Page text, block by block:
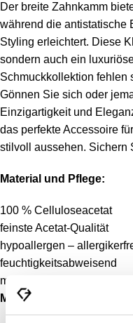
Der breite Zahnkamm
während die antistatische
Styling erleichtert. Diese
sondern auch ein
Schmuckkollektion fehlen
Gönnen Sie sich oder
Einzigartigkeit und
das perfekte Accessoire
stilvoll aussehen. Sichern
Material und Pflege:
100 % Celluloseacetat
feinste Acetat-Qualität
hypoallergen –
feuchtigkeitsabweisend
mit feuchtem
Merkmale: